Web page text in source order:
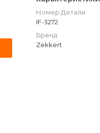
Номер Детали
IF-3272
Бренд
Zekkert